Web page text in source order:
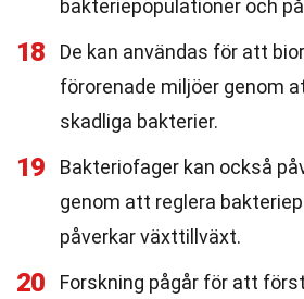
bakteriepopulationer och
18
De kan användas för att
förorenade miljöer genom
skadliga bakterier.
19
Bakteriofager kan också
genom att reglera
påverkar växttillväxt.
20
Forskning pågår för att